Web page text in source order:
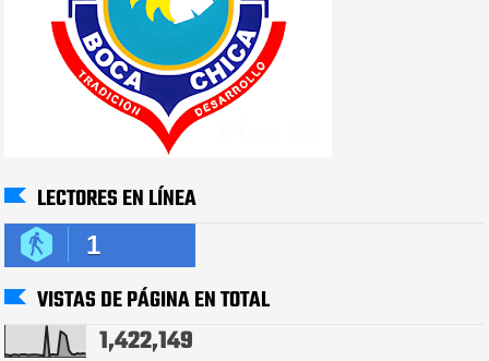
LECTORES EN LÍNEA
1
VISTAS DE PÁGINA EN TOTAL
1,422,149